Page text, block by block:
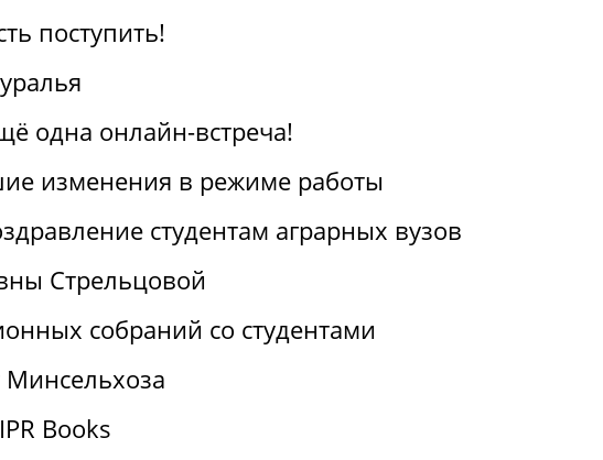
поступить!
одна онлайн-встреча!
изменения в режиме работы
студентам аграрных вузов
Стрельцовой
собраний со студентами
Минсельхоза
Books